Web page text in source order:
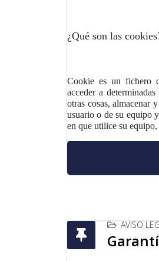
¿Qué son las
Cookie es un fichero
acceder a
otras cosas, almacenar
usuario o de su equipo
en que utilice su
AVISO